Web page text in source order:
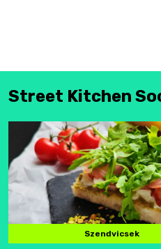
Street Kitchen
Szendvicsek